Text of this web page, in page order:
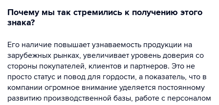
Почему мы так стремились к получению этого
знака?
Его наличие повышает узнаваемость продукции на
зарубежных рынках, увеличивает уровень доверия со
стороны покупателей, клиентов и партнеров. Это не
просто статус и повод для гордости, а показатель, что в
компании огромное внимание уделяется постоянному
развитию производственной базы, работе с персоналом